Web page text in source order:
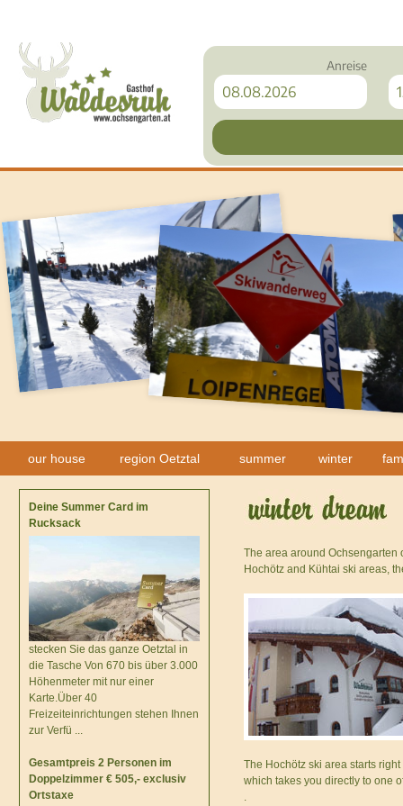
Anreise
our house region Oetztal summer winter
Deine Summer Card im
Rucksack
stecken Sie das ganze Oetztal in
die Tasche Von 670 bis über 3.000
Höhenmeter mit nur einer
Karte.Über 40
Freizeiteinrichtungen stehen Ihnen
zur Verfü ...
Gesamtpreis 2 Personen im
Doppelzimmer € 505,- exclusiv
Ortstaxe
The area around Ochsengarten
Hochötz and Kühtai ski areas,
The Hochötz ski area starts
which takes you directly to one
.